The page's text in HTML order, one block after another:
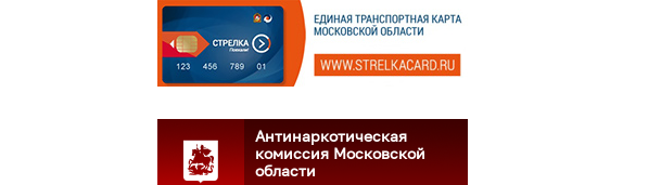
Антинаркотическая
комиссия Московской
области